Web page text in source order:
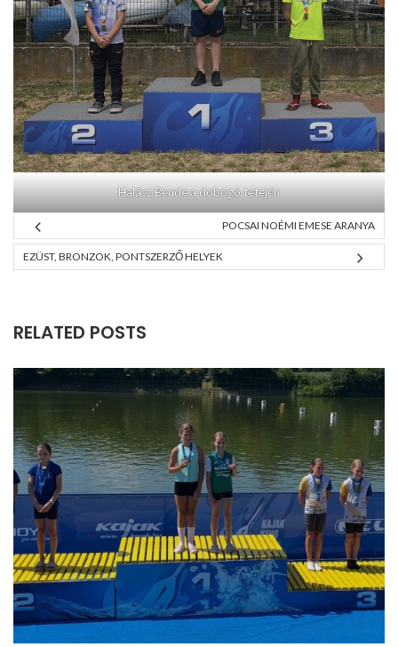
Halász Bende a dobogó tetején
POCSAI NOÉMI EMESE ARANYA
EZÜST, BRONZOK, PONTSZERZŐ HELYEK
RELATED POSTS